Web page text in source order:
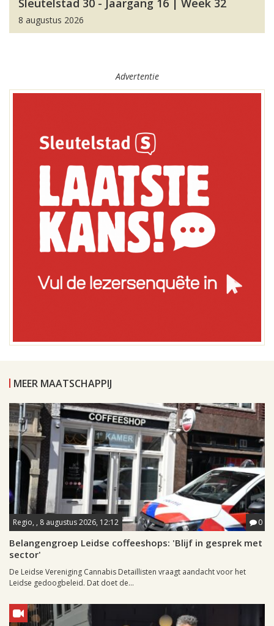
Sleutelstad 30 - Jaargang 16 | Week 32
8 augustus 2026
Advertentie
MEER MAATSCHAPPIJ
Regio, , 8 augustus 2026, 12:12 0
Belangengroep Leidse coffeeshops: 'Blijf in gesprek met
sector'
De Leidse Vereniging Cannabis Detaillisten vraagt aandacht voor het
Leidse gedoogbeleid. Dat doet de...